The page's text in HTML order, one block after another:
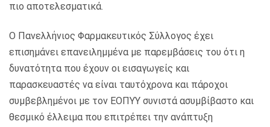
πιο αποτελεσματικά.
Ο Πανελλήνιος Φαρμακευτικός Σύλλογος έχει
επισημάνει επανειλημμένα με παρεμβάσεις του ότι η
δυνατότητα που έχουν οι εισαγωγείς και
παρασκευαστές να είναι ταυτόχρονα και πάροχοι
συμβεβλημένοι με τον ΕΟΠΥΥ συνιστά ασυμβίβαστο και
θεσμικό έλλειμα που επιτρέπει την ανάπτυξη